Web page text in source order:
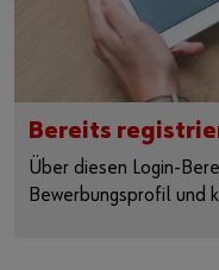
Bereits
Über diesen Login-
Bewerbungsprofil und